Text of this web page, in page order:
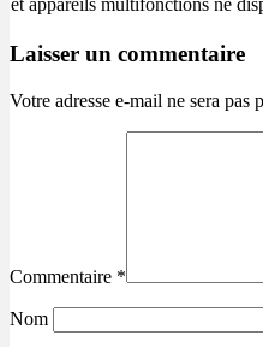
et appareils multifonctions ne
Laisser un commentaire
Votre adresse e-mail ne sera pas
Commentaire *
Nom